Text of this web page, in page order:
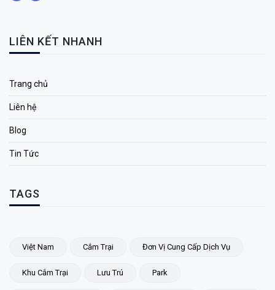
LIÊN KẾT NHANH
Trang chủ
Liên hệ
Blog
Tin Tức
TAGS
Việt Nam Cắm Trại Đơn Vị Cung Cấp Dịch Vụ
Khu Cắm Trại Lưu Trú Park